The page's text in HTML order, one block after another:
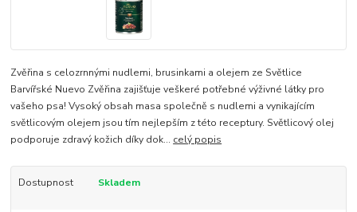
Zvěřina s celozrnnými nudlemi, brusinkami a olejem ze Světlice
Barvířské Nuevo Zvěřina zajišťuje veškeré potřebné výživné látky pro
vašeho psa! Vysoký obsah masa společně s nudlemi a vynikajícím
světlicovým olejem jsou tím nejlepším z této receptury. Světlicový olej
podporuje zdravý kožich díky dok... celý popis
Dostupnost Skladem